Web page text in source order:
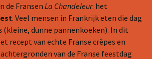
de Fransen La Chandeleur: het
. Veel mensen in Frankrijk eten die dag
(kleine, dunne pannenkoeken). In dit
recept van echte Franse crêpes en
van de Franse feestdag